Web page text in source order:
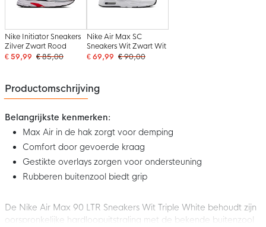
Nike Initiator Sneakers
Zilver Zwart Rood
€ 59,99 € 85,00
Nike Air Max SC
Sneakers Wit Zwart Wit
€ 69,99 € 90,00
Productomschrijving
Belangrijkste kenmerken:
Max Air in de hak zorgt voor demping
Comfort door gevoerde kraag
Gestikte overlays zorgen voor ondersteuning
Rubberen buitenzool biedt grip
De Nike Air Max 90 LTR Sneakers Wit Triple White behoudt zijn
oorspronkelijke hardloopuitstraling met de bekende buitenzool